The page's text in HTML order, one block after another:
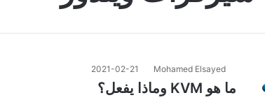
Mohamed Elsayed
2021-02-21
ما هو KVM وماذا يفعل؟